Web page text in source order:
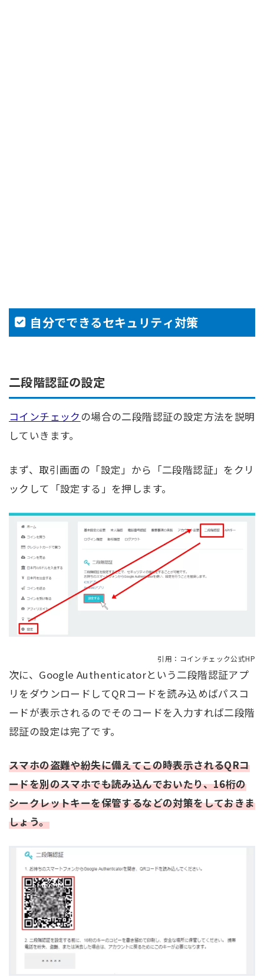
自分でできるセキュリティ対策
二段階認証の設定
コインチェックの場合の二段階認証の設定方法を説明
していきます。
まず、取引画面の「設定」から「二段階認証」をクリ
ックして「設定する」を押します。
引用：コインチェック公式HP
次に、Google Authenticatorという二段階認証アプ
リをダウンロードしてQRコードを読み込めばパスコ
ードが表示されるのでそのコードを入力すれば二段階
認証の設定は完了です。
スマホの盗難や紛失に備えてこの時表示されるQRコ
ードを別のスマホでも読み込んでおいたり、16桁の
シークレットキーを保管するなどの対策をしておきま
しょう。